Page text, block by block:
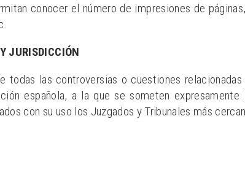
conocer el número de impresiones de
JURISDICCIÓN
todas las controversias o cuestiones
española, a la que se someten
con su uso los Juzgados y Tribunales más